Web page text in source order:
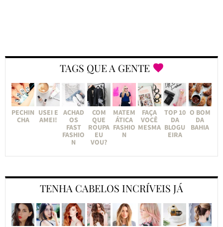
TAGS QUE A GENTE
PECHIN
CHA
USEI E
AMEI!
ACHAD
OS
FAST
FASHIO
N
COM
QUE
ROUPA
EU
VOU?
MATEM
ÁTICA
FASHIO
N
FAÇA
VOCÊ
MESMA
TOP 10
DA
BLOGU
EIRA
O BOM
DA
BAHIA
TENHA CABELOS INCRÍVEIS JÁ